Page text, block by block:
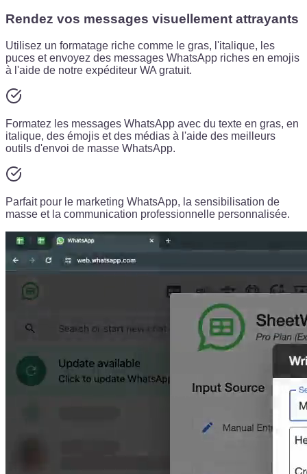
Rendez vos messages visuellement attrayants
Utilisez un formatage riche comme le gras, l'italique, les
puces et envoyez des messages WhatsApp riches en emojis
à l'aide de notre expéditeur WA gratuit.
Formatez les messages WhatsApp avec du texte en gras, en
italique, des émojis et des médias à l'aide des meilleurs
outils d'envoi de masse WhatsApp.
Parfait pour le marketing WhatsApp, la sensibilisation de
masse et la communication professionnelle personnalisée.